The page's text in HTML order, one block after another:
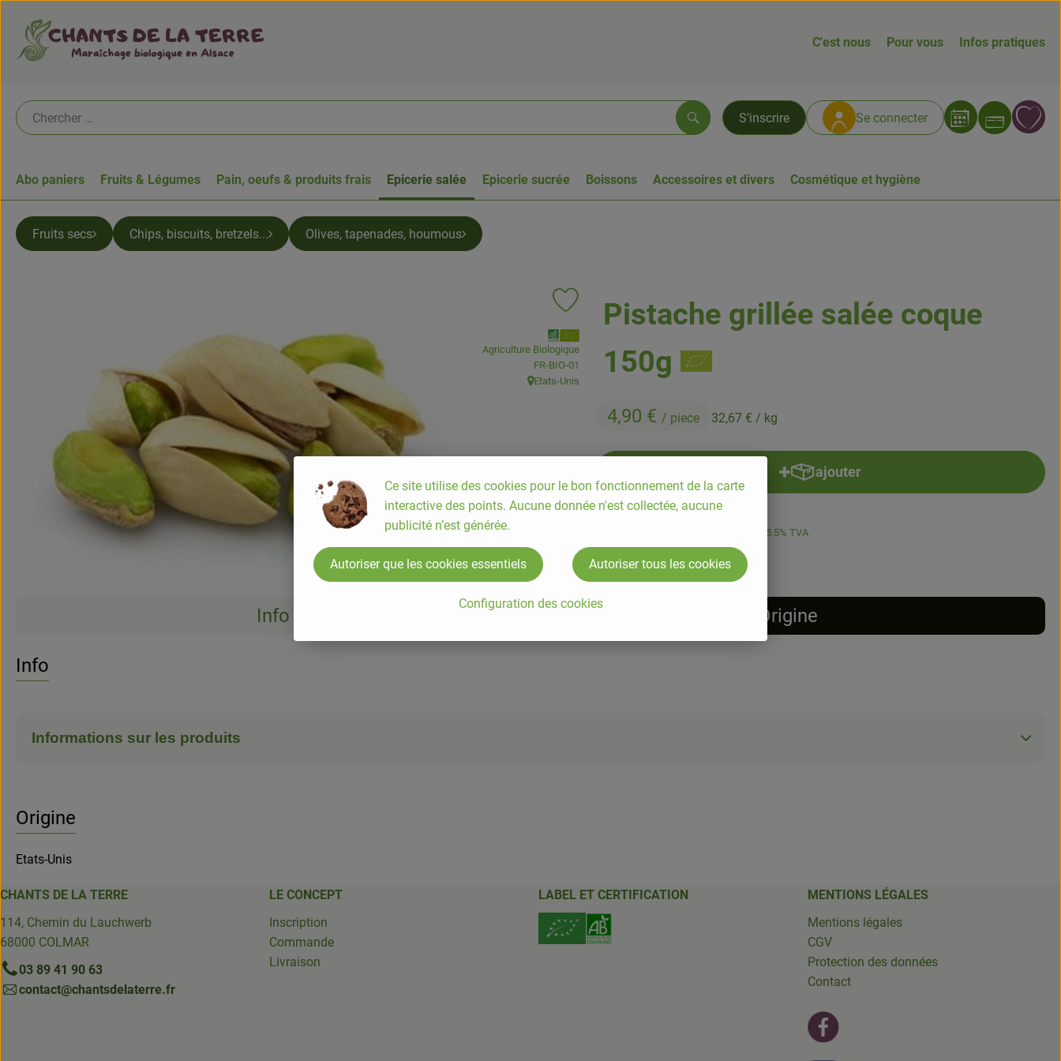
C'est nous Pour vous Infos pratiques
S’inscrire Se connecter
Rechercher
Abo paniers Fruits & Légumes Pain, oeufs & produits frais Epicerie salée Epicerie sucrée Boissons Accessoires et divers Cosmétique et hygiène
Fruits secs Chips, biscuits, bretzels... Olives, tapenades, houmous
Pistache grillée salée coque
150g
4,90 € / piece 32,67 € / kg
Ajouter le produit aux favoris
, Association:
Agriculture Biologique
, Autorité de contrôle:
FR-BIO-01
, Origine:
Etats-Unis
ajouter
Ajouter le produit au panier
5.5% TVA
Info Origine
Info
Informations sur les produits
Origine
Etats-Unis
CHANTS DE LA TERRE
114, Chemin du Lauchwerb
68000 COLMAR
03 89 41 90 63
contact@chantsdelaterre.fr
LE CONCEPT
Inscription
Commande
Livraison
LABEL ET CERTIFICATION
MENTIONS LÉGALES
Mentions légales
CGV
Protection des données
Contact
Ce site utilise des cookies pour le bon fonctionnement de la carte
interactive des points. Aucune donnée n'est collectée, aucune
publicité n’est générée.
Configuration des cookies
Autoriser que les cookies essentiels Autoriser tous les cookies